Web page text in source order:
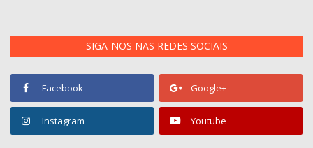
SIGA-NOS NAS REDES SOCIAIS
Facebook Google+
Instagram Youtube